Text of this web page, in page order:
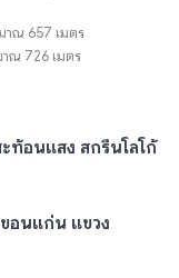
าณ 657 เมตร
าณ 726 เมตร
อนแสง สกรีนโลโก้
ขอนแก่น แขวง